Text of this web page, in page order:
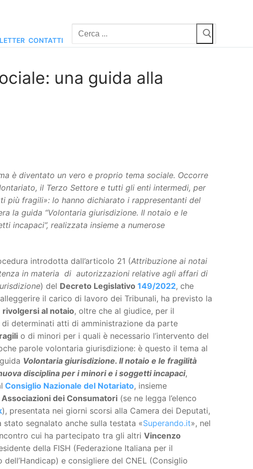
CONTATTI
Cerca:
una guida alla
è diventato un vero e proprio tema sociale. Occorre
il Terzo Settore e tutti gli enti intermedi, per
più fragili»: lo hanno dichiarato i rappresentanti del
la guida “Volontaria giurisdizione. Il notaio e le
incapaci”, realizzata insieme a numerose
introdotta dall’articolo 21 (Attribuzione ai notai
in materia di autorizzazioni relative agli affari di
) del Decreto Legislativo 149/2022, che
il carico di lavoro dei Tribunali, ha previsto la
rivolgersi al notaio, oltre che al giudice, per il
determinati atti di amministrazione da parte
o di minori per i quali è necessario l’intervento del
parole volontaria giurisdizione: è questo il tema al
Volontaria giurisdizione. Il notaio e le fragilità
disciplina per i minori e i soggetti incapaci,
Consiglio Nazionale del Notariato, insieme
dei Consumatori(se ne legga l’elenco
), presentata nei giorni scorsi alla Camera dei Deputati,
stato segnalato anche sulla testata «Superando.it», nel
cui ha partecipato tra gli altri Vincenzo
della FISH (Federazione Italiana per il
dell’Handicap) e consigliere del CNEL (Consiglio